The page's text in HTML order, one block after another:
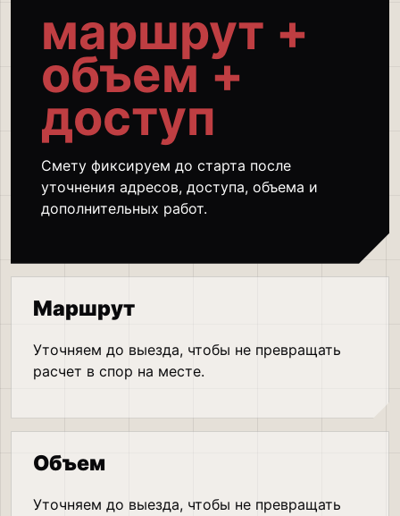
маршрут +
объем +
доступ
Смету фиксируем до старта после
уточнения адресов, доступа, объема и
дополнительных работ.
Маршрут
Уточняем до выезда, чтобы не превращать
расчет в спор на месте.
Объем
Уточняем до выезда, чтобы не превращать